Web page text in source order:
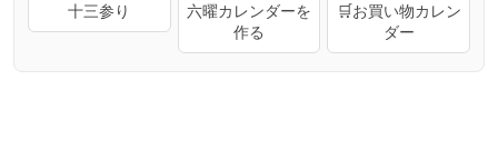
十三参り
六曜カレンダーを
作る
🛒お買い物カレン
ダー